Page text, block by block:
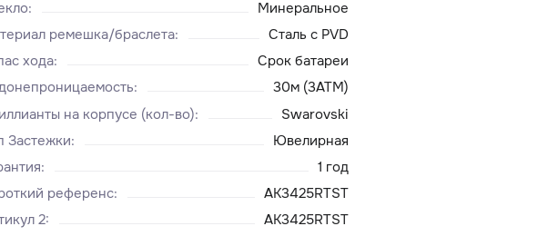
:
Минеральное
ремешка/браслета:
Сталь с PVD
хода:
Срок батареи
:
30м (3ATM)
на корпусе (кол-во):
Swarovski
Застежки:
Ювелирная
:
1 год
референс:
AK3425RTST
2: AK3425RTST
Сервисный центр